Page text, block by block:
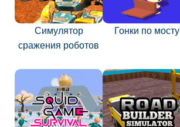
Симулятор
сражения роботов
Гонки по мосту